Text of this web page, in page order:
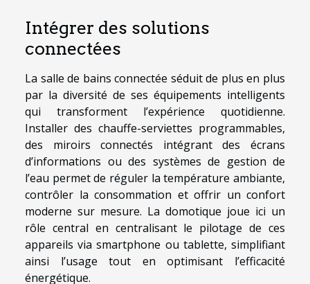
Intégrer des solutions
connectées
La salle de bains connectée séduit de plus en plus
par la diversité de ses équipements intelligents
qui transforment l’expérience quotidienne.
Installer des chauffe-serviettes programmables,
des miroirs connectés intégrant des écrans
d’informations ou des systèmes de gestion de
l’eau permet de réguler la température ambiante,
contrôler la consommation et offrir un confort
moderne sur mesure. La domotique joue ici un
rôle central en centralisant le pilotage de ces
appareils via smartphone ou tablette, simplifiant
ainsi l’usage tout en optimisant l’efficacité
énergétique.